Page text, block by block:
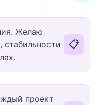
Желаю
стабильности
📋
проект